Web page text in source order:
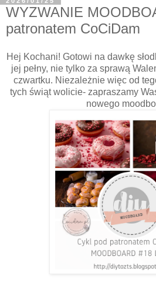
WYZWANIE
patronatem CoCiDam
Hej Kochani! Gotowi na dawkę
jej pełny, nie tylko za sprawą
czwartku. Niezależnie więc od
tych świąt wolicie- zapraszamy
nowego